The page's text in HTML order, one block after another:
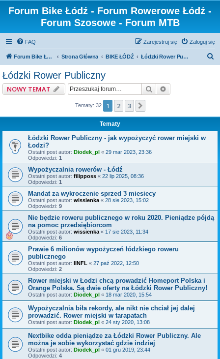
Forum Bike Łódź - Forum Rowerowe Łódź -
Forum Szosowe - Forum MTB
FAQ Zaloguj się
Zarejestruj się
Forum Bike Łódź - Forum Rowerowe Łódź - Forum Szosowe - Forum MTB Strona Główna BIKE ŁÓDŹ Łódzki Rower Publiczny
Łódzki Rower Publiczny
NOWY TEMAT Szukaj
Tematy: 32 1 2 3
Tematy
Łódzki Rower Publiczny - jak wypożyczyć rower miejski w
Łodzi?
Ostatni post autor: Diodek_pl « 29 mar 2023, 23:36
Odpowiedzi: 1
Wypożyczalnia rowerów - Łódź
Ostatni post autor: filipposs « 22 lip 2025, 08:36
Odpowiedzi: 1
Mandat za wykroczenie sprzed 3 miesiecy
Ostatni post autor: wissienka « 28 sie 2023, 15:02
Odpowiedzi: 9
Nie będzie roweru publicznego w roku 2020. Pieniądze pójdą
na pomoc przedsiębiorcom
Ostatni post autor: wissienka « 17 sie 2023, 11:34
Odpowiedzi: 6
Prawie 6 milionów wypożyczeń łódzkiego roweru
publicznego
Ostatni post autor: IINFL « 27 paź 2022, 12:50
Odpowiedzi: 2
Rower miejski w Łodzi chcą prowadzić Homeport Polska i
Orange Polska. Są dwie oferty na Łódzki Rower Publiczny!
Ostatni post autor: Diodek_pl « 18 mar 2020, 15:54
Wypożyczalnia biła rekordy, ale nikt nie chciał jej dalej
prowadzić. Rower miejski w tarapatach
Ostatni post autor: Diodek_pl « 24 sty 2020, 13:08
Nextbike odda pieniądze za Łódzki Rower Publiczny. Ale
można je sobie wykorzystać gdzie indziej
Ostatni post autor: Diodek_pl « 01 gru 2019, 23:44
Odpowiedzi: 4